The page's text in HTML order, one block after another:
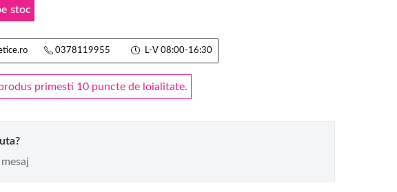
stoc
0378119955 L-V 08:00-16:30
primesti 10 puncte de loialitate.